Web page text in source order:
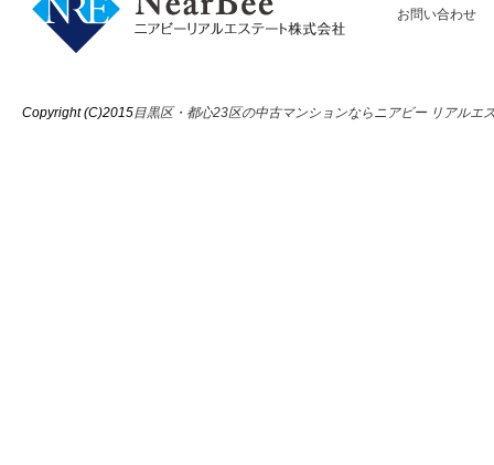
お問い合わせ
Copyright (C)2015目黒区・都心23区の中古マンションならニアビー リアルエ